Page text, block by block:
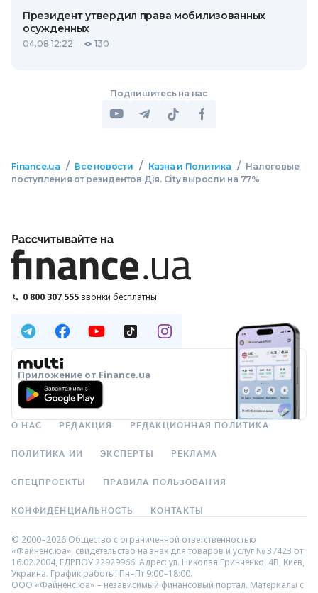
Президент утвердил права мобилизованных
осужденных
04.08 12:22 130
Подпишитесь на нас
Finance.ua / Все новости / Казна и Политика / Налоговые
поступления от резидентов Дія. City выросли на 77%
Рассчитывайте на
0 800 307 555 звонки бесплатны
Приложение от Finance.ua
О НАС РЕДАКЦИЯ РЕДАКЦИОННАЯ ПОЛИТИКА
ПОЛИТИКА ИИ ЭКСПЕРТЫ РЕКЛАМА
СПЕЦПРОЕКТЫ ПРАВИЛА ПОЛЬЗОВАНИЯ
КОНФИДЕНЦИАЛЬНОСТЬ КОНТАКТЫ
© 2000–2026 Общество с ограниченной ответственностью
«Файненс.юа», свидетельство на знак для товаров и услуг № 37423 от
16.02.2004, ЕДРПОУ 22929966. Адрес: ул. Николая Гринченко, 4В, Киев,
Украина. График работы: Пн–Пт 9:00–18:00.
ООО «Файненс.юа» – независимый финансовый портал. Материалы с